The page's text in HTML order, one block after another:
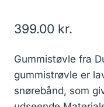
399.00 kr.
Gummistøvle fra
gummistrøvle er
snørebånd, som